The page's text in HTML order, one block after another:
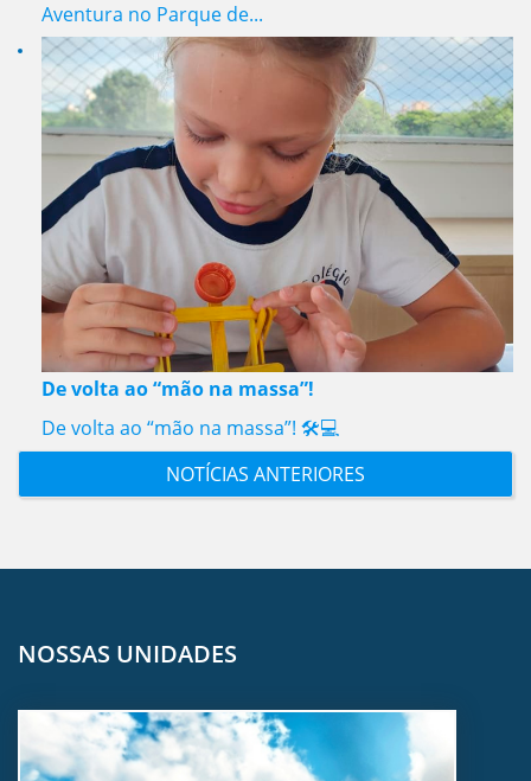
Aventura no Parque de...
De volta ao “mão na massa”!
De volta ao “mão na massa”! 🛠️💻
NOTÍCIAS ANTERIORES
NOSSAS UNIDADES